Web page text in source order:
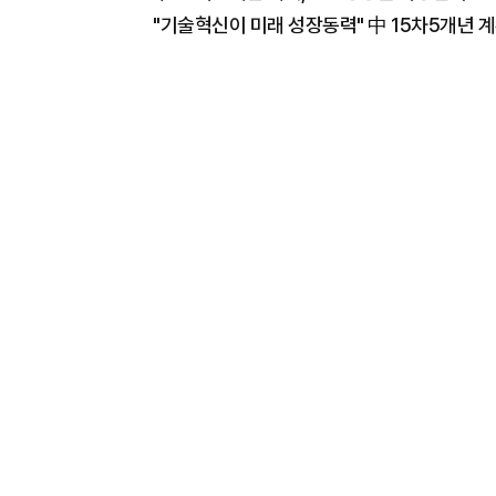
"기술혁신이 미래 성장동력" 中 15차5개년